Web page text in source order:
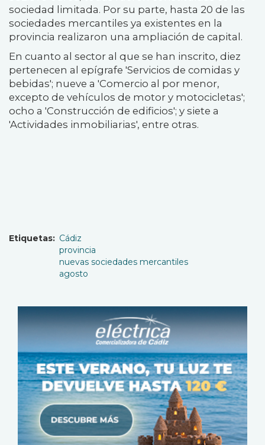
sociedad limitada. Por su parte, hasta 20 de las
sociedades mercantiles ya existentes en la
provincia realizaron una ampliación de capital.
En cuanto al sector al que se han inscrito, diez
pertenecen al epígrafe 'Servicios de comidas y
bebidas'; nueve a 'Comercio al por menor,
excepto de vehículos de motor y motocicletas';
ocho a 'Construcción de edificios'; y siete a
'Actividades inmobiliarias', entre otras.
Etiquetas
Cádiz
provincia
nuevas sociedades mercantiles
agosto